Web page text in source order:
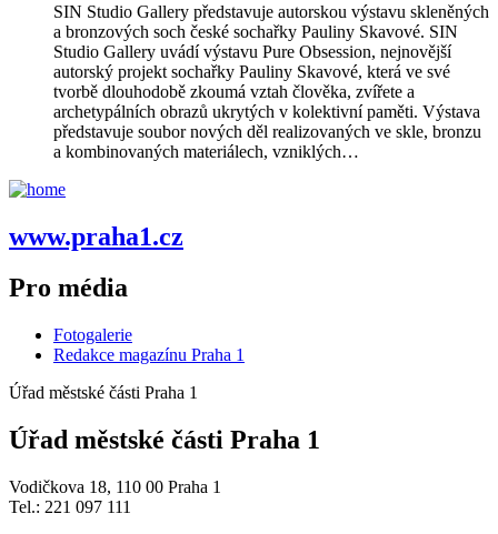
SIN Studio Gallery představuje autorskou výstavu skleněných
a bronzových soch české sochařky Pauliny Skavové. SIN
Studio Gallery uvádí výstavu Pure Obsession, nejnovější
autorský projekt sochařky Pauliny Skavové, která ve své
tvorbě dlouhodobě zkoumá vztah člověka, zvířete a
archetypálních obrazů ukrytých v kolektivní paměti. Výstava
představuje soubor nových děl realizovaných ve skle, bronzu
a kombinovaných materiálech, vzniklých…
www.praha1.cz
Pro média
Fotogalerie
Redakce magazínu Praha 1
Úřad městské části Praha 1
Úřad městské části Praha 1
Vodičkova 18, 110 00 Praha 1
Tel.: 221 097 111